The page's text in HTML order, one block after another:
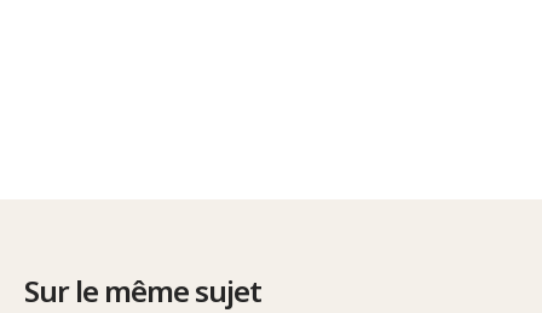
Sur le même sujet